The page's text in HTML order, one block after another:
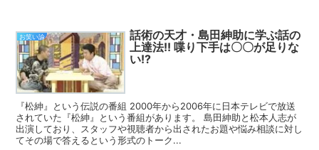
お笑い論
話術の天才・島田紳助に学ぶ話の
上達法!! 喋り下手は〇〇が足りな
い!?
『松紳』という伝説の番組 2000年から2006年に日本テレビで放送
されていた『松紳』という番組があります。 島田紳助と松本人志が
出演しており、スタッフや視聴者から出されたお題や悩み相談に対し
てその場で答えるという形式のトーク...